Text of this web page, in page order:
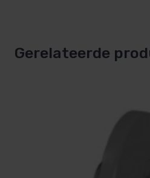
Gerelateerde